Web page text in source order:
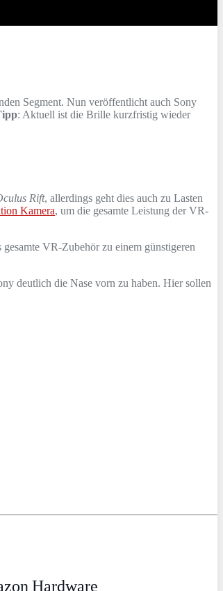
Segment. Nun veröffentlicht auch Sony
: Aktuell ist die Brille kurzfristig wieder
Rift, allerdings geht dies auch zu Lasten
Kamera, um die gesamte Leistung der VR-
VR-Zubehör zu einem günstigeren
deutlich die Nase vorn zu haben. Hier sollen
Hardware